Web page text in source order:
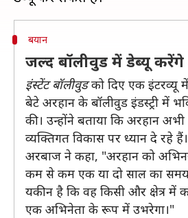
बयान
जल्द बॉलीवुड में डेब्यू करेंगे
इंस्टेंट बॉलीवुडको दिए एक इंटरव्यू
बेटे अरहान के बॉलीवुड इंडस्ट्री में
की। उन्होंने बताया कि अरहान
व्यक्तिगत विकास पर ध्यान दे रहे हैं।
अरबाज ने कहा, "अरहान को
कम से कम एक या दो साल का
यकीन है कि वह किसी और क्षेत्र
एक अभिनेता के रूप में उभरेगा।"